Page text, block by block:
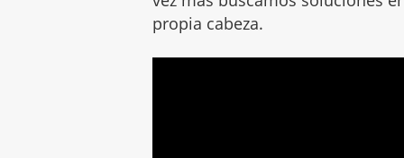
propia cabeza.